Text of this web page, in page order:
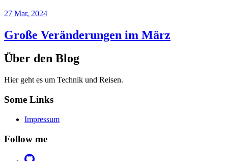
27 Mar, 2024
Große Veränderungen im März
Über den Blog
Hier geht es um Technik und Reisen.
Some Links
Impressum
Follow me